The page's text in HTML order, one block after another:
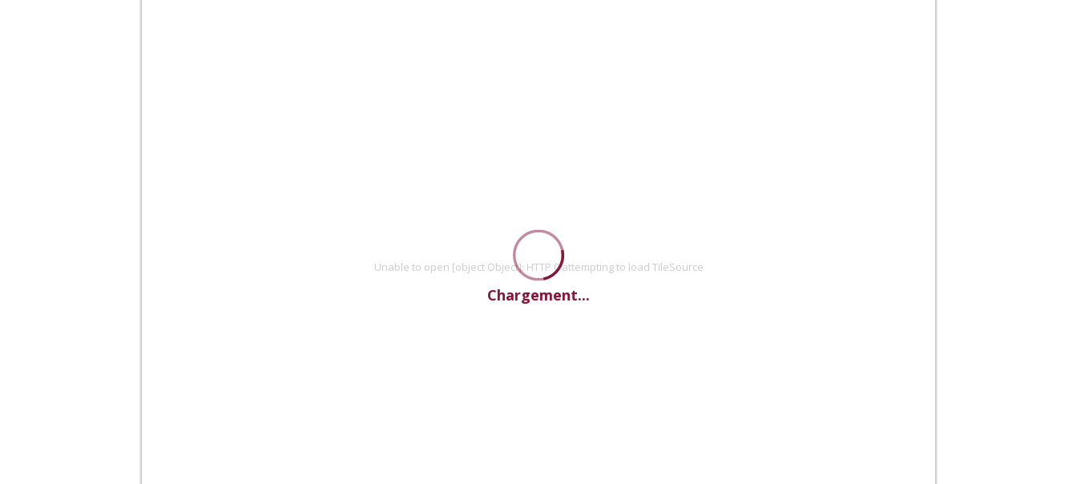
Unable to open [object Object]: HTTP 0 attempting to load TileSource
Chargement...